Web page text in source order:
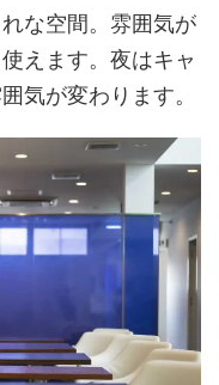
な空間。雰囲気が
えます。夜はキャ
気が変わります。